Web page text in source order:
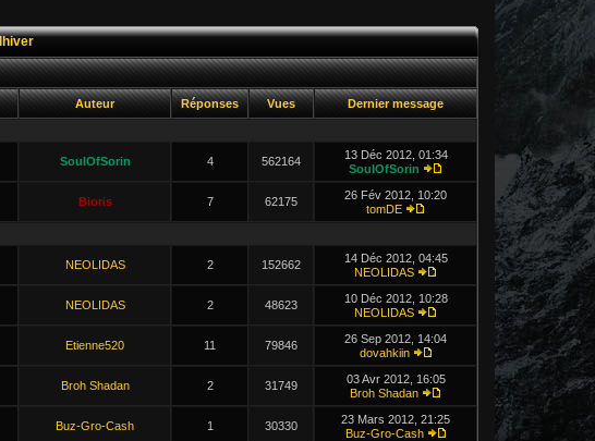
Auteur Réponses Vues Dernier message
SoulOfSorin 4 562164
13 Déc 2012, 01:34
SoulOfSorin
Bioris 7 62175
26 Fév 2012, 10:20
tomDE
NEOLIDAS 2 152662
14 Déc 2012, 04:45
NEOLIDAS
NEOLIDAS 2 48623
10 Déc 2012, 10:28
NEOLIDAS
Etienne520 11 79846
26 Sep 2012, 14:04
dovahkiin
Broh Shadan 2 31749
03 Avr 2012, 16:05
Broh Shadan
Buz-Gro-Cash 1 30330
23 Mars 2012, 21:25
Buz-Gro-Cash